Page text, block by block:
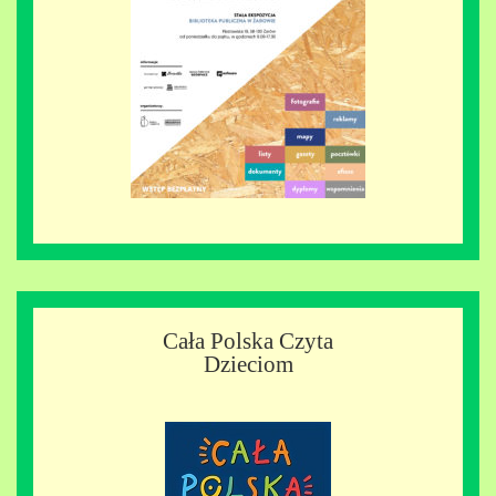
Cała Polska Czyta
Dzieciom